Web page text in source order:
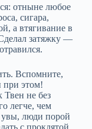
отныне любое
сигара,
а втягивание в
затяжку —
Вспомните,
при этом!
не без
легче, чем
увы, люди порой
с проклятой